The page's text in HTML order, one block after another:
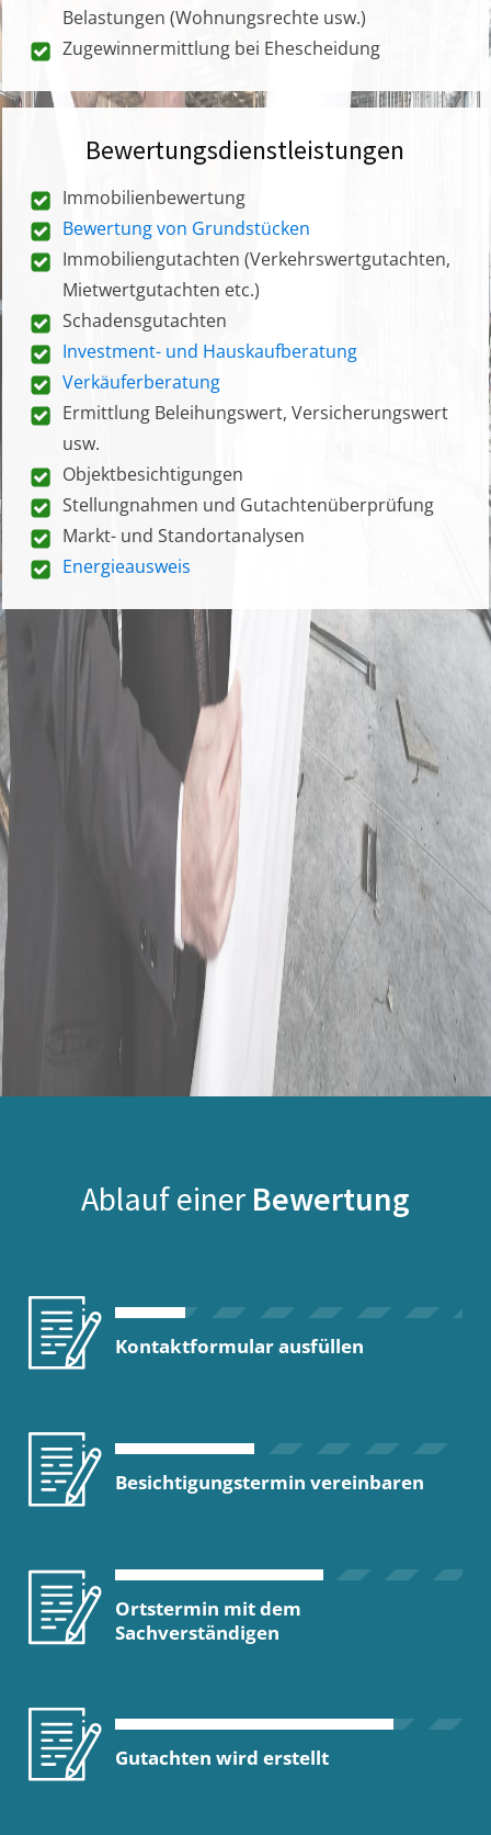
Belastungen (Wohnungsrechte usw.)
Zugewinnermittlung bei Ehescheidung
Bewertungsdienstleistungen
Immobilienbewertung
Bewertung von Grundstücken
Immobiliengutachten (Verkehrswertgutachten,
Mietwertgutachten etc.)
Schadensgutachten
Investment- und Hauskaufberatung
Verkäuferberatung
Ermittlung Beleihungswert, Versicherungswert
usw.
Objektbesichtigungen
Stellungnahmen und Gutachtenüberprüfung
Markt- und Standortanalysen
Energieausweis
Ablauf einer Bewertung
Kontaktformular ausfüllen
Besichtigungstermin vereinbaren
Ortstermin mit dem
Sachverständigen
Gutachten wird erstellt